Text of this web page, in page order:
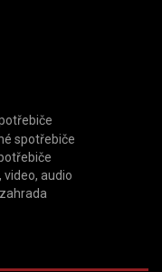
spotřebiče
video, audio